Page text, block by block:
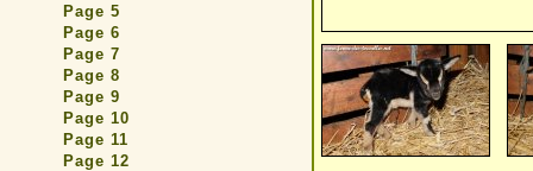
Page 5
Page 6
Page 7
Page 8
Page 9
Page 10
Page 11
Page 12